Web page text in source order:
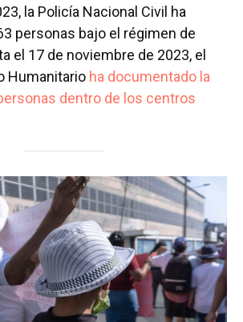
la Policía Nacional Civil ha
personas bajo el régimen de
el 17 de noviembre de 2023, el
Humanitario ha documentado la
dentro de los centros